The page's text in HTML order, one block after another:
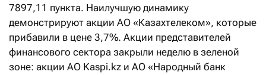
7897,11 пункта. Наилучшую динамику
демонстрируют акции АО «Казахтелеком», которые
прибавили в цене 3,7%. Акции представителей
финансового сектора закрыли неделю в зеленой
зоне: акции АО Kaspi.kz и АО «Народный банк